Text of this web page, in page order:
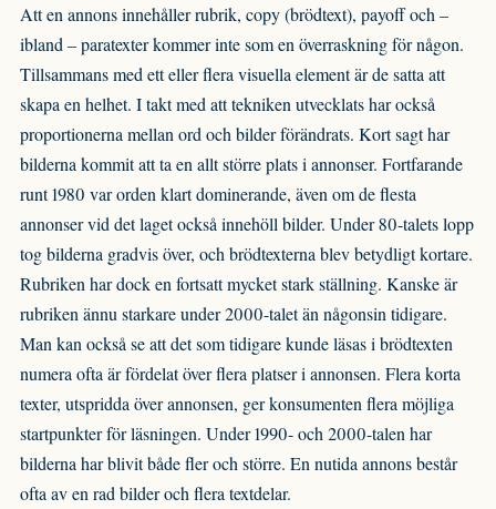
Att en annons innehåller rubrik, copy (brödtext), payoff och –
ibland – paratexter kommer inte som en överraskning för någon.
Tillsammans med ett eller flera visuella element är de satta att
skapa en helhet. I takt med att tekniken utvecklats har också
proportionerna mellan ord och bilder förändrats. Kort sagt har
bilderna kommit att ta en allt större plats i annonser. Fortfarande
runt 1980 var orden klart dominerande, även om de flesta
annonser vid det laget också innehöll bilder. Under 80-talets lopp
tog bilderna gradvis över, och brödtexterna blev betydligt kortare.
Rubriken har dock en fortsatt mycket stark ställning. Kanske är
rubriken ännu starkare under 2000-talet än någonsin tidigare.
Man kan också se att det som tidigare kunde läsas i brödtexten
numera ofta är fördelat över flera platser i annonsen. Flera korta
texter, utspridda över annonsen, ger konsumenten flera möjliga
startpunkter för läsningen. Under 1990- och 2000-talen har
bilderna har blivit både fler och större. En nutida annons består
ofta av en rad bilder och flera textdelar.